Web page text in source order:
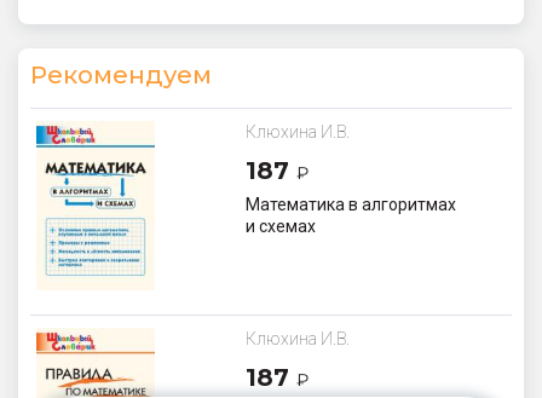
Рекомендуем
Клюхина И.В.
187 ₽
Математика в алгоритмах
и схемах
Клюхина И.В.
187 ₽